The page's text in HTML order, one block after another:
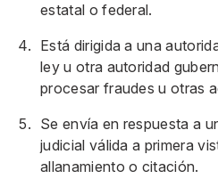
estatal o federal.
Está dirigida a una
ley u otra autoridad
procesar fraudes u otras
Se envía en respuesta a
judicial válida a primera
allanamiento o citación.